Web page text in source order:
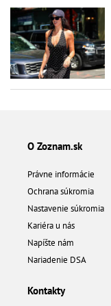
O Zoznam.sk
Právne informácie
Ochrana súkromia
Nastavenie súkromia
Kariéra u nás
Napíšte nám
Nariadenie DSA
Kontakty